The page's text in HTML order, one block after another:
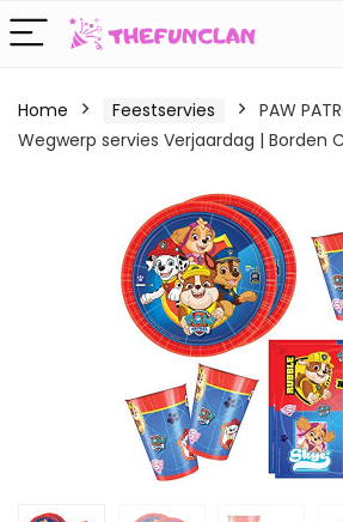
Home Feestservies
PAW
Wegwerp servies Verjaardag | Borden